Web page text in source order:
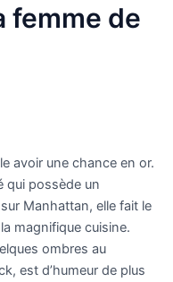
femme de
avoir une chance en or.
qui possède un
Manhattan, elle fait le
magnifique cuisine.
ombres au
est d’humeur de plus